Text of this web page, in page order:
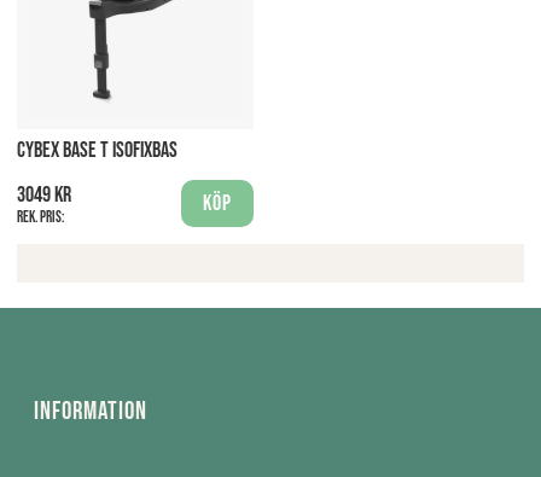
CYBEX BASE T ISOFIXBAS
3049 kr
Rek. pris:
Köp
Information